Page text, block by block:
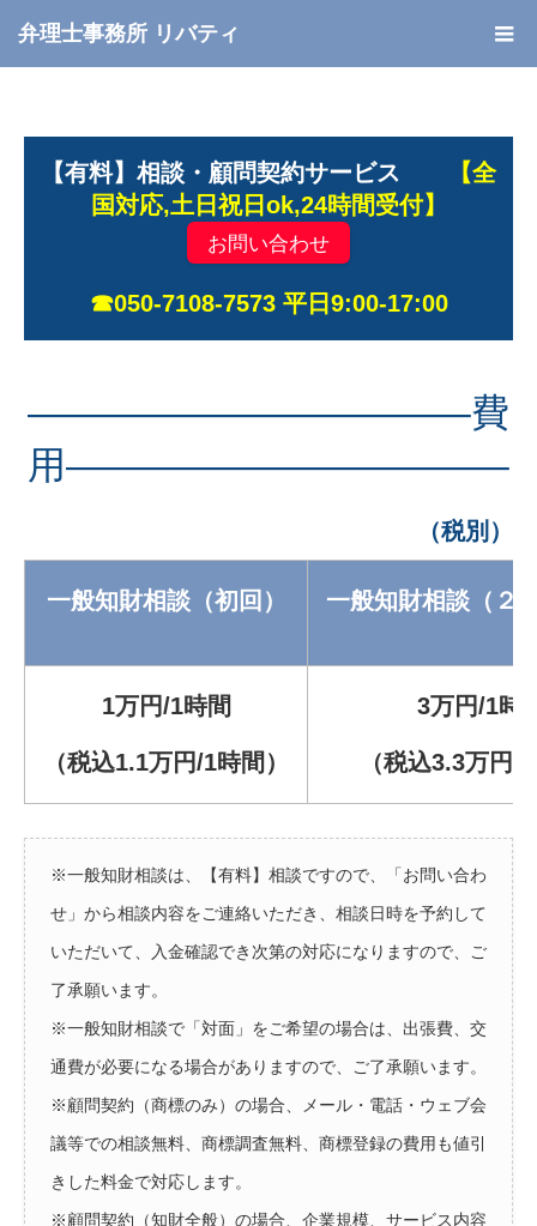
弁理士事務所 リバティ
【有料】相談・顧問契約サービス 【全
国対応,土日祝日ok,24時間受付】
お問い合わせ
☎050-7108-7573 平日9:00-17:00
———————————–費
用———————————–
（税別）
一般知財相談（初回） 一般知財相談（２
1万円/1時間
（税込1.1万円/1時間）
3万円/1時
（税込3.3万円/
※一般知財相談は、【有料】相談ですので、「お問い合わ
せ」から相談内容をご連絡いただき、相談日時を予約して
いただいて、入金確認でき次第の対応になりますので、ご
了承願います。
※一般知財相談で「対面」をご希望の場合は、出張費、交
通費が必要になる場合がありますので、ご了承願います。
※顧問契約（商標のみ）の場合、メール・電話・ウェブ会
議等での相談無料、商標調査無料、商標登録の費用も値引
きした料金で対応します。
※顧問契約（知財全般）の場合、企業規模、サービス内容